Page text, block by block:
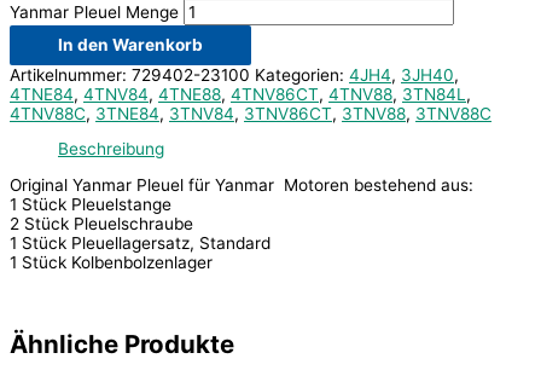
Yanmar Pleuel Menge
In den Warenkorb
Artikelnummer: 729402-23100 Kategorien: 4JH4, 3JH40,
4TNE84, 4TNV84, 4TNE88, 4TNV86CT, 4TNV88, 3TN84L ,
4TNV88C, 3TNE84, 3TNV84, 3TNV86CT, 3TNV88, 3TNV88C
Beschreibung
Original Yanmar Pleuel für Yanmar Motoren bestehend aus:
1 Stück Pleuelstange
2 Stück Pleuelschraube
1 Stück Pleuellagersatz, Standard
1 Stück Kolbenbolzenlager
Ähnliche Produkte